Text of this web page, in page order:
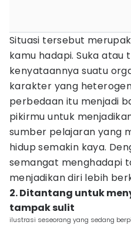
Situasi tersebut
kamu hadapi. Suka atau
kenyataannya suatu
karakter yang
perbedaan itu menjadi
pikirmu untuk
sumber pelajaran yang
hidup semakin kaya.
semangat menghadapi
menjadikan diri lebih
2. Ditantang untuk
tampak sulit
ilustrasi seseorang yang sedang